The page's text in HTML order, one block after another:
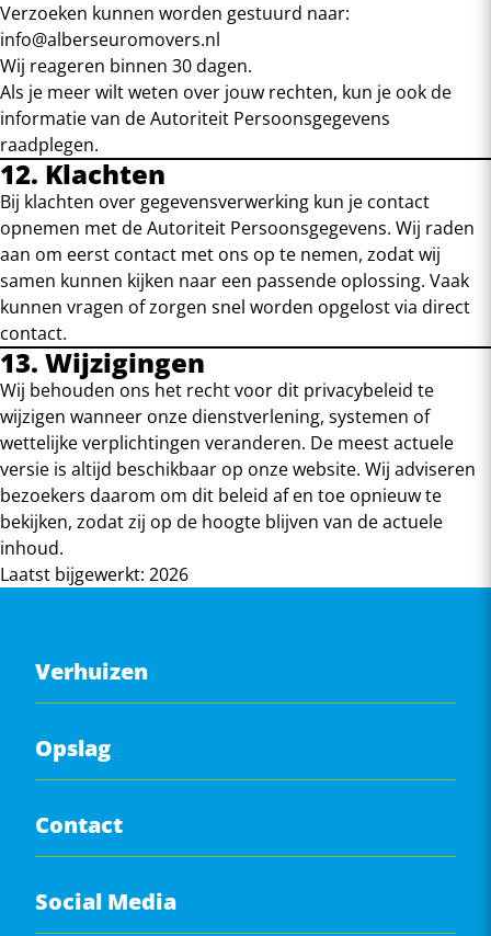
Verzoeken kunnen worden gestuurd naar:
info@alberseuromovers.nl
Wij reageren binnen 30 dagen.
Als je meer wilt weten over jouw rechten, kun je ook de
informatie van deAutoriteit Persoonsgegevens
raadplegen.
12. Klachten
Bij klachten over gegevensverwerking kun je contact
opnemen met de Autoriteit Persoonsgegevens. Wij raden
aan om eerst contact met ons op te nemen, zodat wij
samen kunnen kijken naar een passende oplossing. Vaak
kunnen vragen of zorgen snel worden opgelost via direct
contact.
13. Wijzigingen
Wij behouden ons het recht voor dit privacybeleid te
wijzigen wanneer onze dienstverlening, systemen of
wettelijke verplichtingen veranderen. De meest actuele
versie is altijd beschikbaar op onze website. Wij adviseren
bezoekers daarom om dit beleid af en toe opnieuw te
bekijken, zodat zij op de hoogte blijven van de actuele
inhoud.
Laatst bijgewerkt: 2026
Verhuizen
Internationaal verhuizen
Bedrijfsverhuizing
Zorgverhuizing
Opslag
Zakelijke opslag
Self storage Alkmaar
Contact
Laanenderweg 57
Social Media